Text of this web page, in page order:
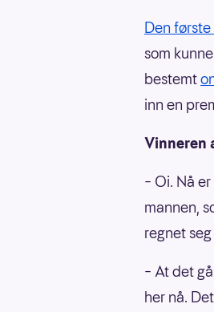
Den
som
bestemt
inn en
Vinneren
– Oi. Nå
mannen,
regnet
– At det
her nå.